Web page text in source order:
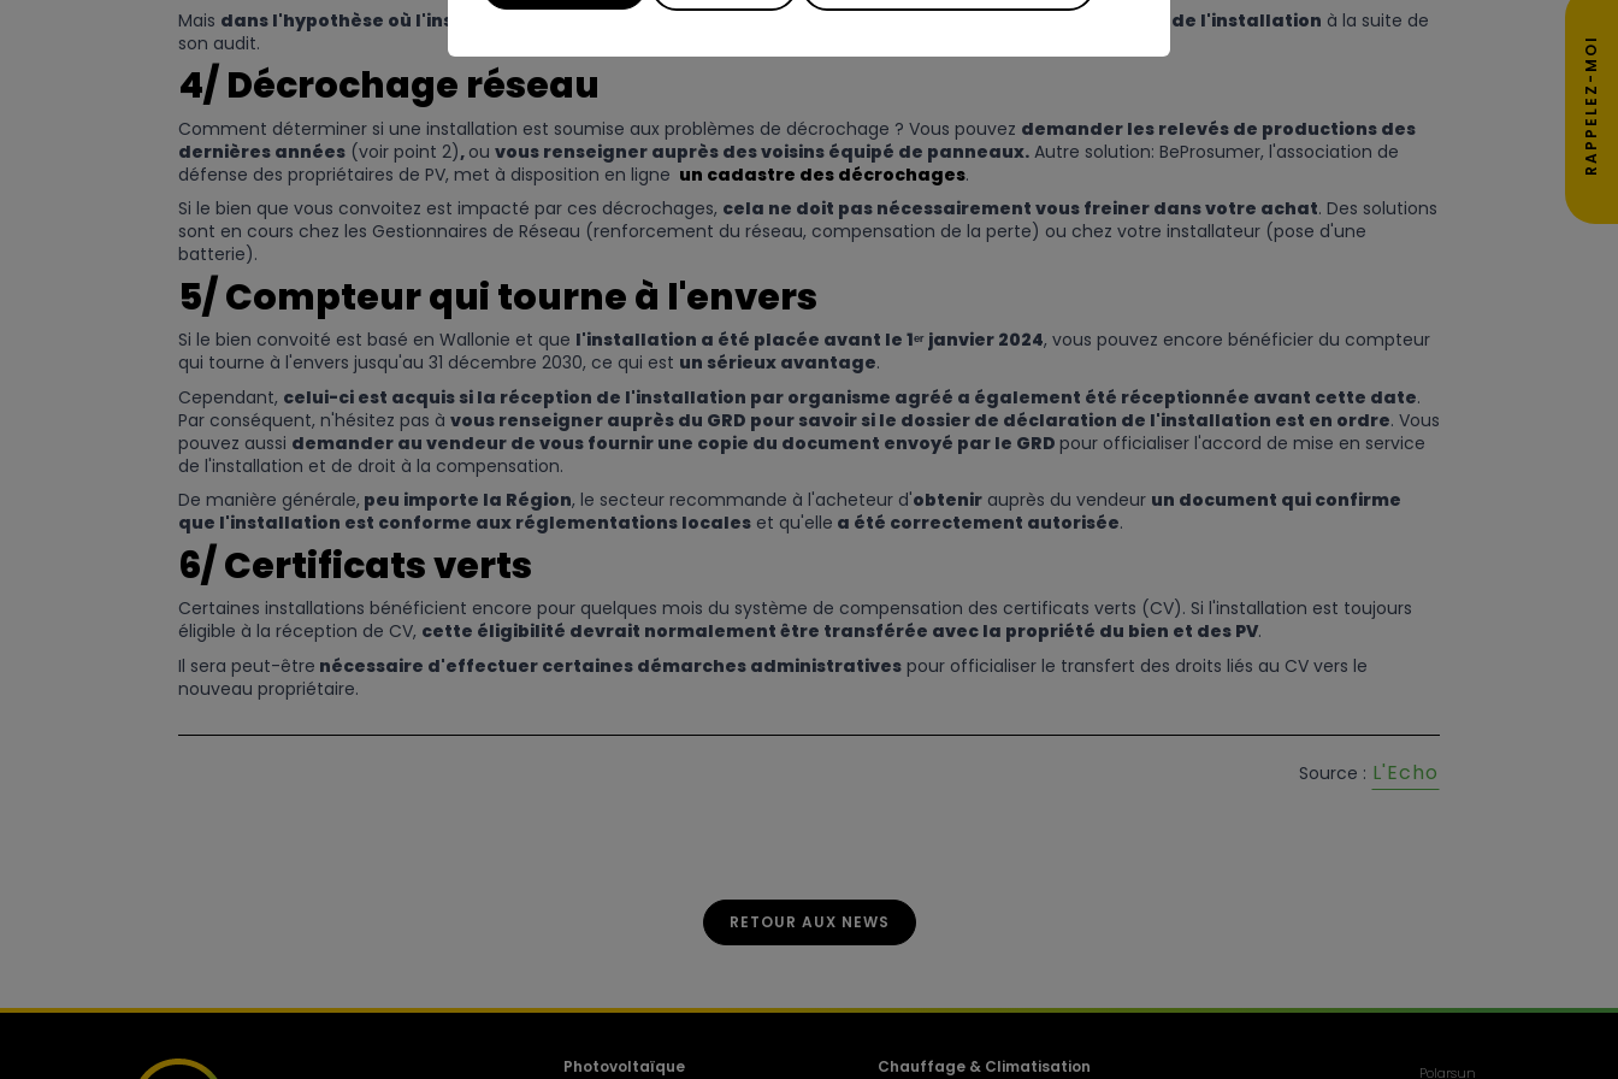
RAPPELEZ-MOI
Mais dans l'hypothèse où l'installateur de l'époque a disparu peut gérer le service après-vente de l'installation à la suite de
son audit.
4/ Décrochage réseau
Comment déterminer si une installation est soumise aux problèmes de décrochage ? Vous pouvez demander les relevés de productions des
dernières années (voir point 2), ou vous renseigner auprès des voisins équipé de panneaux. Autre solution: BeProsumer, l'association de
défense des propriétaires de PV, met à disposition en ligne un cadastre des décrochages.
Si le bien que vous convoitez est impacté par ces décrochages, cela ne doit pas nécessairement vous freiner dans votre achat. Des solutions
sont en cours chez les Gestionnaires de Réseau (renforcement du réseau, compensation de la perte) ou chez votre installateur (pose d'une
batterie).
5/ Compteur qui tourne à l'envers
Si le bien convoité est basé en Wallonie et que l'installation a été placée avant le 1ᵉʳ janvier 2024, vous pouvez encore bénéficier du compteur
qui tourne à l'envers jusqu'au 31 décembre 2030, ce qui est un sérieux avantage.
Cependant, celui-ci est acquis si la réception de l'installation par organisme agréé a également été réceptionnée avant cette date.
Par conséquent, n'hésitez pas à vous renseigner auprès du GRD pour savoir si le dossier de déclaration de l'installation est en ordre. Vous
pouvez aussi demander au vendeur de vous fournir une copie du document envoyé par le GRD pour officialiser l'accord de mise en service
de l'installation et de droit à la compensation.
De manière générale, peu importe la Région, le secteur recommande à l'acheteur d'obtenir auprès du vendeur un document qui confirme
que l'installation est conforme aux réglementations locales et qu'elle a été correctement autorisée.
6/ Certificats verts
Certaines installations bénéficient encore pour quelques mois du système de compensation des certificats verts (CV). Si l'installation est toujours
éligible à la réception de CV, cette éligibilité devrait normalement être transférée avec la propriété du bien et des PV.
Il sera peut-être nécessaire d'effectuer certaines démarches administratives pour officialiser le transfert des droits liés au CV vers le
nouveau propriétaire.
Source : L'Echo
RETOUR AUX NEWS
Photovoltaïque Chauffage & Climatisation Polarsun